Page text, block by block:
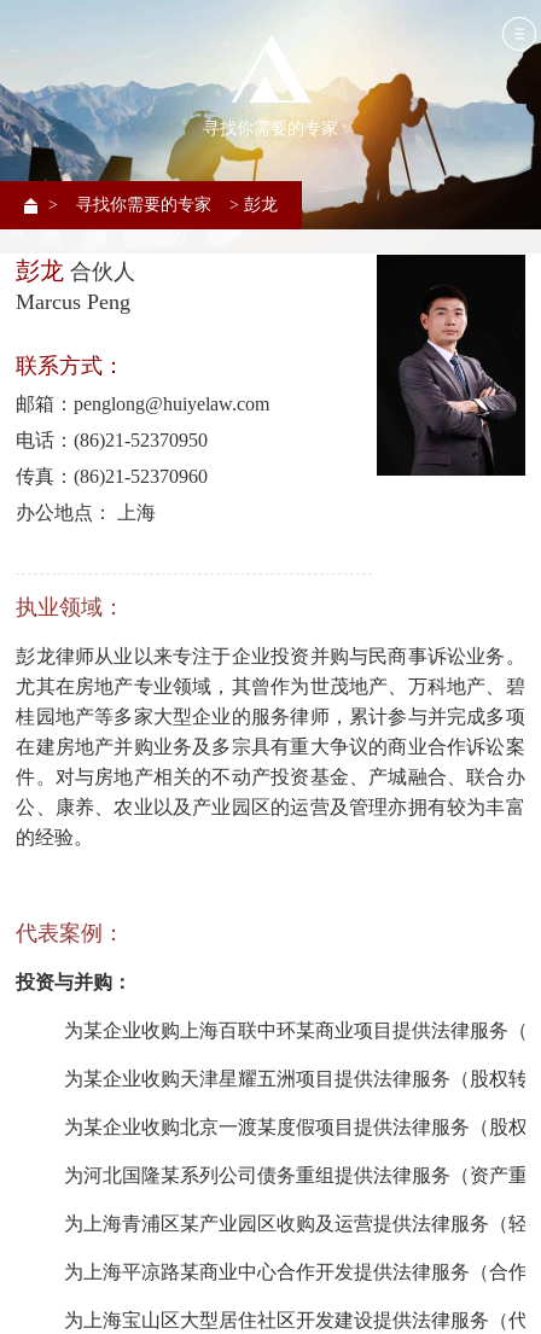
寻找你需要的专家
> 寻找你需要的专家 > 彭龙
彭龙 合伙人
Marcus Peng
联系方式：
邮箱：penglong@huiyelaw.com
电话：(86)21-52370950
传真：(86)21-52370960
办公地点： 上海
执业领域：
彭龙律师从业以来专注于企业投资并购与民商事诉讼业务。
尤其在房地产专业领域，其曾作为世茂地产、万科地产、碧
桂园地产等多家大型企业的服务律师，累计参与并完成多项
在建房地产并购业务及多宗具有重大争议的商业合作诉讼案
件。对与房地产相关的不动产投资基金、产城融合、联合办
公、康养、农业以及产业园区的运营及管理亦拥有较为丰富
的经验。
代表案例：
投资与并购：
为某企业收购上海百联中环某商业项目提供法律服务（
为某企业收购天津星耀五洲项目提供法律服务（股权转
为某企业收购北京一渡某度假项目提供法律服务（股权
为河北国隆某系列公司债务重组提供法律服务（资产重
为上海青浦区某产业园区收购及运营提供法律服务（轻
为上海平凉路某商业中心合作开发提供法律服务（合作
为上海宝山区大型居住社区开发建设提供法律服务（代